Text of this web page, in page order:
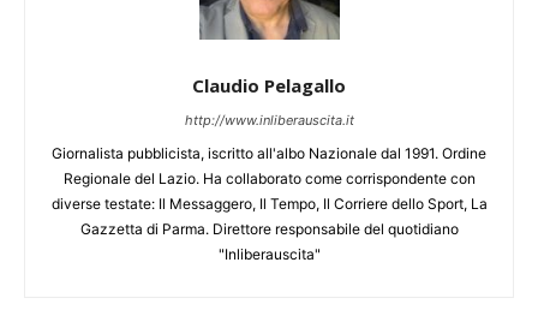
Claudio Pelagallo
http://www.inliberauscita.it
Giornalista pubblicista, iscritto all'albo Nazionale dal 1991. Ordine
Regionale del Lazio. Ha collaborato come corrispondente con
diverse testate: Il Messaggero, Il Tempo, Il Corriere dello Sport, La
Gazzetta di Parma. Direttore responsabile del quotidiano
"Inliberauscita"